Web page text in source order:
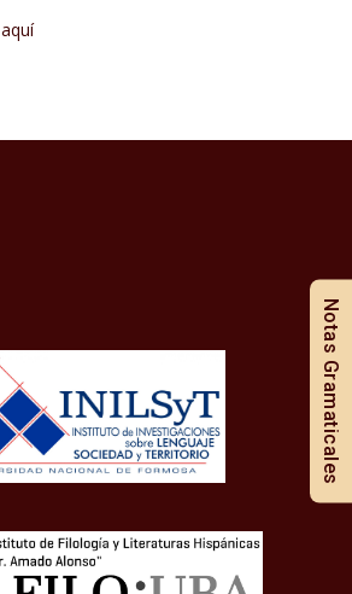
aquí
Notas Gramaticales